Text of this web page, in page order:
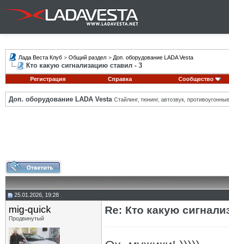
Лада Веста Клуб > Общий раздел > Доп. оборудование LADA Vesta
Кто какую сигнализацию ставил - 3
Регистрация Справка Сообщество
Доп. оборудование LADA Vesta Стайлинг, тюнинг, автозвук,
25.01.2026, 19:28
mig-quick
Продвинутый
Re: Кто какую